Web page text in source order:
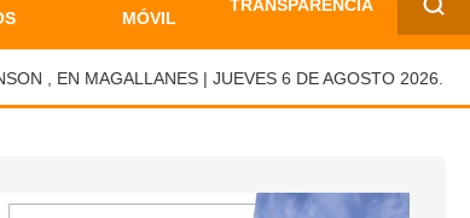
MÓVIL
TRANSPARENCIA
✕
, EN MAGALLANES | JUEVES 6 DE AGOSTO 2026.